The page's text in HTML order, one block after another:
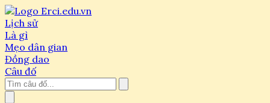
Lịch sử
Là gì
Mẹo dân gian
Đồng dao
Câu đố